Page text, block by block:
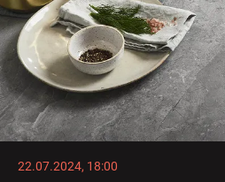
22.07.2024, 18:00